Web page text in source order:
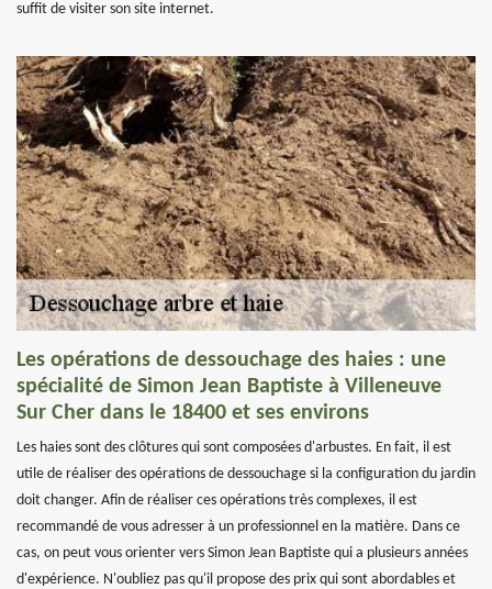
suffit de visiter son site internet.
Les opérations de dessouchage des haies : une
spécialité de Simon Jean Baptiste à Villeneuve
Sur Cher dans le 18400 et ses environs
Les haies sont des clôtures qui sont composées d'arbustes. En fait, il est
utile de réaliser des opérations de dessouchage si la configuration du jardin
doit changer. Afin de réaliser ces opérations très complexes, il est
recommandé de vous adresser à un professionnel en la matière. Dans ce
cas, on peut vous orienter vers Simon Jean Baptiste qui a plusieurs années
d'expérience. N'oubliez pas qu'il propose des prix qui sont abordables et